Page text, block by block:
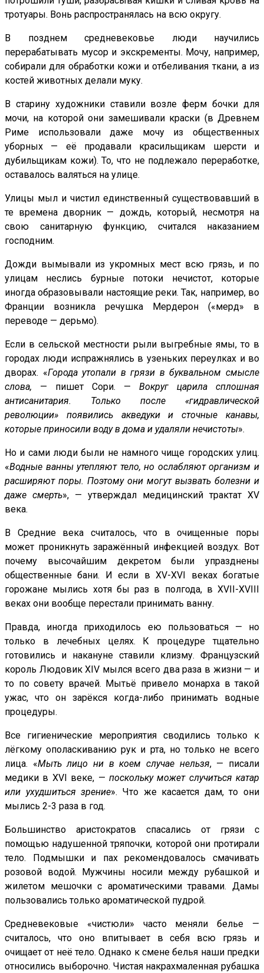
тротуары. Вонь распространялась на всю округу.
В позднем средневековье люди научились
перерабатывать мусор и экскременты. Мочу, например,
собирали для обработки кожи и отбеливания ткани, а из
костей животных делали муку.
В старину художники ставили возле ферм бочки для
мочи, на которой они замешивали краски (в Древнем
Риме использовали даже мочу из общественных
уборных — её продавали красильщикам шерсти и
дубильщикам кожи). То, что не подлежало переработке,
оставалось валяться на улице.
Улицы мыл и чистил единственный существовавший в
те времена дворник — дождь, который, несмотря на
свою санитарную функцию, считался наказанием
господним.
Дожди вымывали из укромных мест всю грязь, и по
улицам неслись бурные потоки нечистот, которые
иногда образовывали настоящие реки. Так, например, во
Франции возникла речушка Мердерон («мерд» в
переводе — дерьмо).
Если в сельской местности рыли выгребные ямы, то в
городах люди испражнялись в узеньких переулках и во
дворах. «Города утопали в грязи в буквальном смысле
слова, — пишет Сори. — Вокруг царила сплошная
антисанитария. Только после «гидравлической
революции» появились акведуки и сточные канавы,
которые приносили воду в дома и удаляли нечистоты».
Но и сами люди были не намного чище городских улиц.
«Водные ванны утепляют тело, но ослабляют организм и
расширяют поры. Поэтому они могут вызвать болезни и
даже смерть», — утверждал медицинский трактат ХV
века.
В Средние века считалось, что в очищенные поры
может проникнуть заражённый инфекцией воздух. Вот
почему высочайшим декретом были упразднены
общественные бани. И если в ХV-ХVI веках богатые
горожане мылись хотя бы раз в полгода, в ХVII-ХVIII
веках они вообще перестали принимать ванну.
Правда, иногда приходилось ею пользоваться — но
только в лечебных целях. К процедуре тщательно
готовились и накануне ставили клизму. Французский
король Людовик ХIV мылся всего два раза в жизни — и
то по совету врачей. Мытьё привело монарха в такой
ужас, что он зарёкся когда-либо принимать водные
процедуры.
Все гигиенические мероприятия сводились только к
лёгкому ополаскиванию рук и рта, но только не всего
лица. «Мыть лицо ни в коем случае нельзя, — писали
медики в ХVI веке, — поскольку может случиться катар
или ухудшиться зрение». Что же касается дам, то они
мылись 2-3 раза в год.
Большинство аристократов спасались от грязи с
помощью надушенной тряпочки, которой они протирали
тело. Подмышки и пах рекомендовалось смачивать
розовой водой. Мужчины носили между рубашкой и
жилетом мешочки с ароматическими травами. Дамы
пользовались только ароматической пудрой.
Средневековые «чистюли» часто меняли белье —
считалось, что оно впитывает в себя всю грязь и
очищает от неё тело. Однако к смене белья наши предки
относились выборочно. Чистая накрахмаленная рубашка